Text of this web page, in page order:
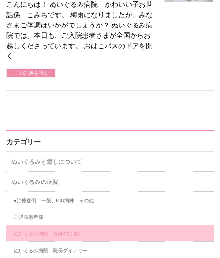
こんにちは！ ぬいぐるみ病院 かわいい子お世
話係 こみちです。 梅雨になりましたが、みな
さまご体調はいかがでしょうか？ ぬいぐるみ病
院では、本日も、ご入院患者さまが全国からお
越しくださっています。 おはこバスのドアを開
く …
この記事を読む
カテゴリー
ぬいぐるみと癒しについて
ぬいぐるみの病院
●治療症例 一般、ICU病棟 その他
ご退院患者様
ぬいぐるみ病院 奇跡の出逢い
ぬいぐるみ病院 院長ダイアリー